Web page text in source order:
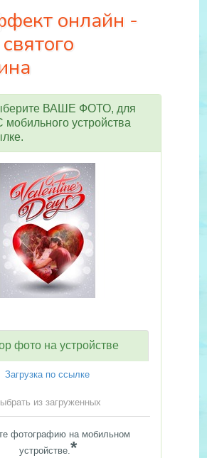
онлайн -
ВАШЕ ФОТО, для
мобильного устройства
фото на устройстве
Загрузка по ссылке
из загруженных
фотографию на мобильном
устройстве.*